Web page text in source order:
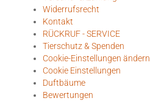
Widerrufsrecht
Kontakt
RÜCKRUF - SERVICE
Tierschutz & Spenden
Cookie-Einstellungen ändern
Cookie Einstellungen
Duftbäume
Bewertungen